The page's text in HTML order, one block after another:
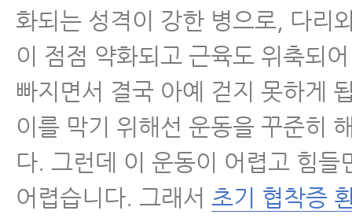
근육파열
디스크 내장증
화되는 성격이 강한 병으로, 다리
이 점점 약화되고 근육도 위축되
빠지면서 결국 아예 걷지 못하게
이를 막기 위해선 운동을 꾸준히
다. 그런데 이 운동이 어렵고 힘들
어렵습니다. 그래서 초기 협착증